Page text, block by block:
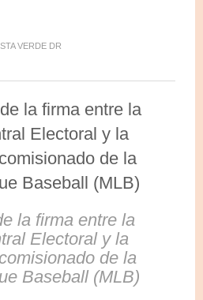
VERDE DR
la firma entre la
Electoral y la
de la
Baseball (MLB)